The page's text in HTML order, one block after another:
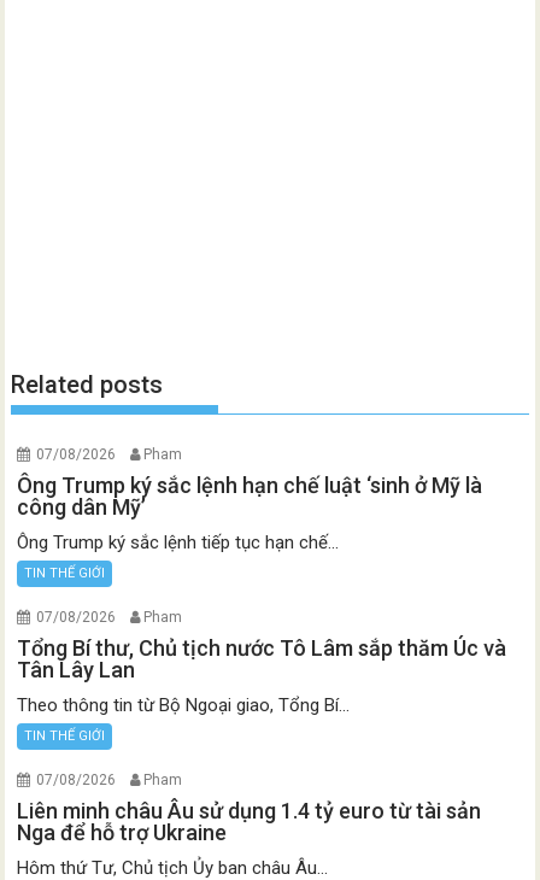
Related posts
07/08/2026 Pham
Ông Trump ký sắc lệnh hạn chế luật ‘sinh ở Mỹ là
công dân Mỹ’
Ông Trump ký sắc lệnh tiếp tục hạn chế...
TIN THẾ GIỚI
07/08/2026 Pham
Tổng Bí thư, Chủ tịch nước Tô Lâm sắp thăm Úc và
Tân Lây Lan
Theo thông tin từ Bộ Ngoại giao, Tổng Bí...
TIN THẾ GIỚI
07/08/2026 Pham
Liên minh châu Âu sử dụng 1.4 tỷ euro từ tài sản
Nga để hỗ trợ Ukraine
Hôm thứ Tư, Chủ tịch Ủy ban châu Âu...